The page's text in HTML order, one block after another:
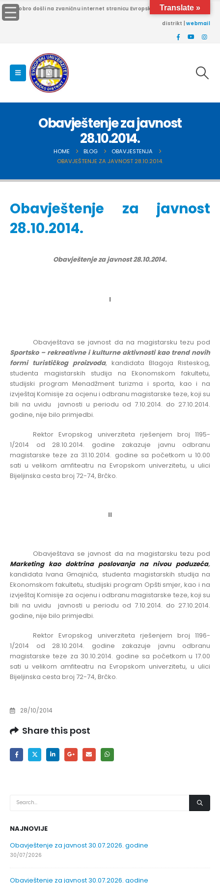
Dobro došli na zvaničnu internet stranicu Evropskog univerziteta Brčko
distrikt |webmail
Obavještenje za javnost
28.10.2014.
HOME BLOG
OBAVJESTENJA
OBAVJEŠTENJE ZA JAVNOST 28.10.2014.
Obavještenje za javnost
28.10.2014.
Obavještenje za javnost 28.10.2014.
I
Obavještava se javnost da na magistarsku tezu pod
Sportsko – rekreativne i kulturne aktivnosti kao trend novih
formi turističkog proizvoda, kandidata Blagoja Risteskog,
studenta magistarskih studija na Ekonomskom fakultetu,
studijski program Menadžment turizma i sporta, kao i na
izvještaj Komisije za ocjenu i odbranu magistarske teze, koji su
bili na uvidu javnosti u periodu od 7.10.2014. do 27.10.2014.
godine, nije bilo primjedbi.
Rektor Evropskog univerziteta rješenjem broj 1195-
1/2014 od 28.10.2014. godine zakazuje javnu odbranu
magistarske teze za 31.10.2014. godine sa početkom u 10.00
sati u velikom amfiteatru na Evropskom univerzitetu, u ulici
Bijeljinska cesta broj 72-74, Brčko.
II
Obavještava se javnost da na magistarsku tezu pod
Marketing kao doktrina poslovanja na nivou poduzeća,
kandidata Ivana Gmajnića, studenta magistarskih studija na
Ekonomskom fakultetu, studijski program Opšti smjer,kao i na
izvještaj Komisije za ocjenu i odbranu magistarske teze, koji su
bili na uvidu javnosti u periodu od 7.10.2014. do 27.10.2014.
godine, nije bilo primjedbi.
Rektor Evropskog univerziteta rješenjem broj 1196-
1/2014 od 28.10.2014. godine zakazuje javnu odbranu
magistarske teze za 30.10.2014. godine sa početkom u 17.00
sati u velikom amfiteatru na Evropskom univerzitetu, u ulici
Bijeljinska cesta broj 72-74, Brčko.
28/10/2014
Share this post
NAJNOVIJE
Obavještenje za javnost 30.07.2026. godine
30/07/2026
Obavještenje za javnost 30.07.2026. godine
Translate »